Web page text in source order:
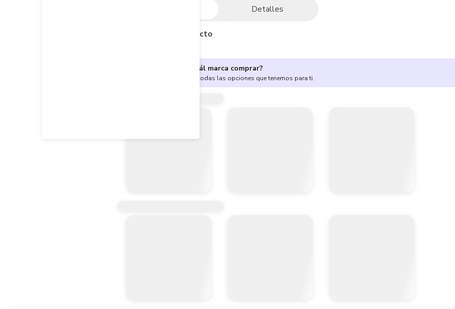
Detalles
Descripción del producto
¿No sabes cuál marca comprar?
Encuentra aquí todas las opciones que tenemos para ti.